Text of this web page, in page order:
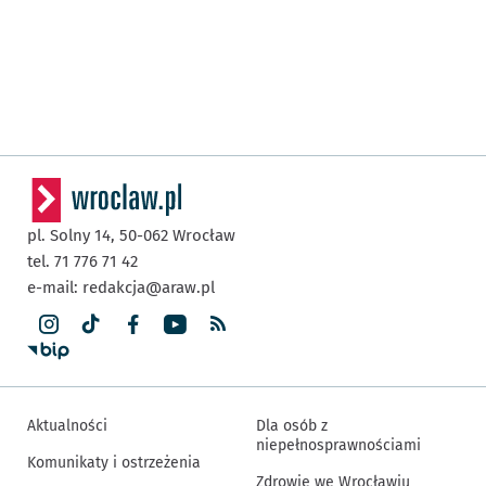
pl. Solny 14, 50-062 Wrocław
tel. 71 776 71 42
e-mail: redakcja@araw.pl
Aktualności
Komunikaty i ostrzeżenia
Dla osób z
niepełnosprawnościami
Zdrowie we Wrocławiu